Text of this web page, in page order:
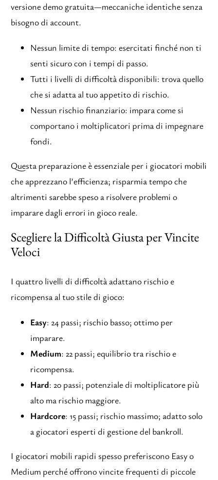
versione demo gratuita—meccaniche identiche senza
bisogno di account.
Nessun limite di tempo: esercitati finché non ti
senti sicuro con i tempi di passo.
Tutti i livelli di difficoltà disponibili: trova quello
che si adatta al tuo appetito di rischio.
Nessun rischio finanziario: impara come si
comportano i moltiplicatori prima di impegnare
fondi.
Questa preparazione è essenziale per i giocatori mobili
che apprezzano l’efficienza; risparmia tempo che
altrimenti sarebbe speso a risolvere problemi o
imparare dagli errori in gioco reale.
Scegliere la Difficoltà Giusta per Vincite
Veloci
I quattro livelli di difficoltà adattano rischio e
ricompensa al tuo stile di gioco:
Easy: 24 passi; rischio basso; ottimo per
imparare.
Medium: 22 passi; equilibrio tra rischio e
ricompensa.
Hard: 20 passi; potenziale di moltiplicatore più
alto ma rischio maggiore.
Hardcore: 15 passi; rischio massimo; adatto solo
a giocatori esperti di gestione del bankroll.
I giocatori mobili rapidi spesso preferiscono Easy o
Medium perché offrono vincite frequenti di piccole